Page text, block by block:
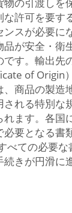
許可を要す
スが必要に
が安全・衛
です。輸出先
of Origin
、商品の製造
れる特別な
ます。各国
必要となる書
べての必要
続きが円滑に